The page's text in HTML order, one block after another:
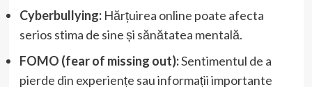
Cyberbullying:Hărțuirea online poate afecta
serios stima de sine și sănătatea mentală.
FOMO (fear of missing out):Sentimentul de a
pierde din experiențe sau informații importante